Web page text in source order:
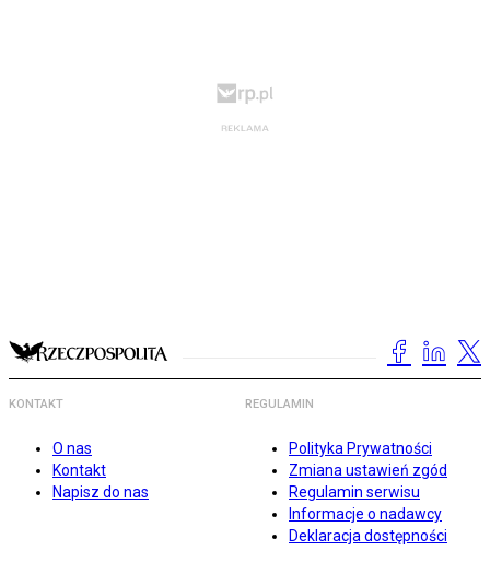
KONTAKT
O nas
Kontakt
Napisz do nas
REGULAMIN
Polityka Prywatności
Zmiana ustawień zgód
Regulamin serwisu
Informacje o nadawcy
Deklaracja dostępności